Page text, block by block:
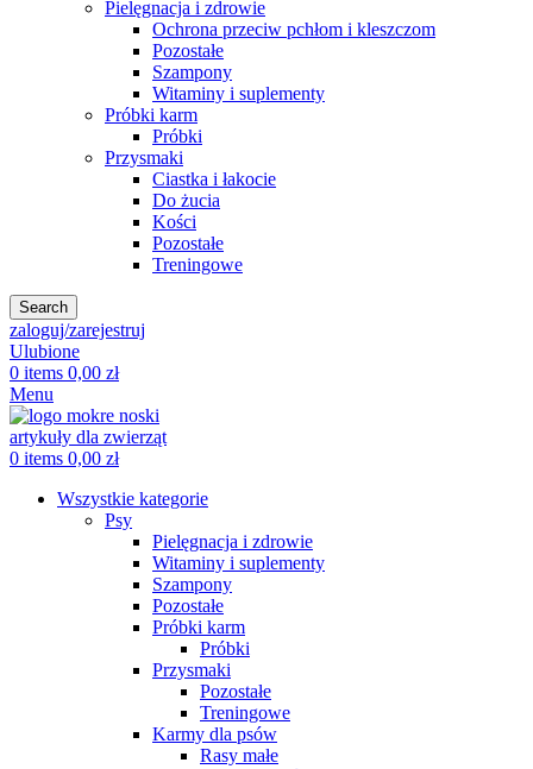
Pielęgnacja i zdrowie
Ochrona przeciw pchłom i kleszczom
Pozostałe
Szampony
Witaminy i suplementy
Próbki karm
Próbki
Przysmaki
Ciastka i łakocie
Do żucia
Kości
Pozostałe
Treningowe
Search
zaloguj/zarejestruj
Ulubione
0 items 0,00 zł
Menu
0 items 0,00 zł
Wszystkie kategorie
Psy
Pielęgnacja i zdrowie
Witaminy i suplementy
Szampony
Pozostałe
Próbki karm
Próbki
Przysmaki
Pozostałe
Treningowe
Karmy dla psów
Rasy małe